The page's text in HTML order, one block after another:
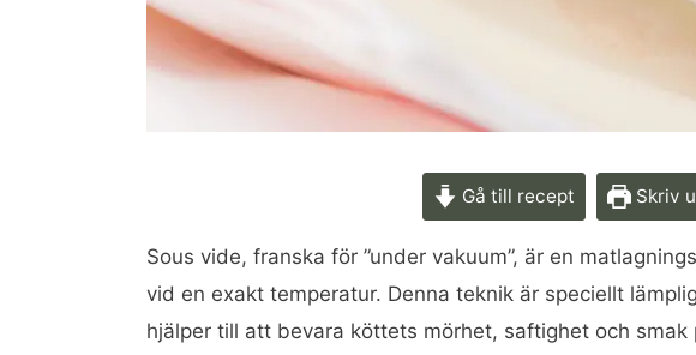
Gå till recept Skriv
Sous vide, franska för ”under vakuum”, är en
vid en exakt temperatur. Denna teknik är speciellt
hjälper till att bevara köttets mörhet, saftighet och